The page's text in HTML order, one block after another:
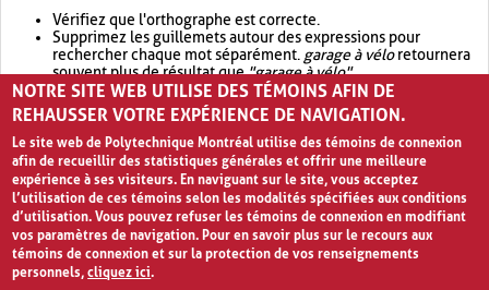
Vérifiez que l'orthographe est correcte.
Supprimez les guillemets autour des expressions pour
rechercher chaque mot séparément. garage à véloretournera
souvent plus de résultat que"garage à vélo".
Envisagez d'élargir votre recherche avec OR.garage OR vélo
retournera souvent plus de résultat quegarage à vélo
NOTRE SITE WEB UTILISE DES TÉMOINS AFIN DE
REHAUSSER VOTRE EXPÉRIENCE DE NAVIGATION.
Le site web de Polytechnique Montréal utilise des témoins de connexion
afin de recueillir des statistiques générales et offrir une meilleure
expérience à ses visiteurs. En naviguant sur le site, vous acceptez
l’utilisation de ces témoins selon les modalités spécifiées aux conditions
d’utilisation. Vous pouvez refuser les témoins de connexion en modifiant
vos paramètres de navigation. Pour en savoir plus sur le recours aux
témoins de connexion et sur la protection de vos renseignements
personnels,cliquez ici.